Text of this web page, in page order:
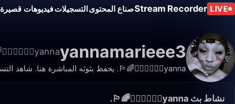
LIVE
Stream Recorderصناع المحتوىالتسجيلاتفيديوهات قصيرة
yannamarieee3
yanna👩🏽‍❤️‍💋‍👩🏾🏳️‍🌈.
yanna👩🏽‍❤️‍💋‍👩🏾🏳️‍🌈. يحفظ بثوثه المباشرة هنا. شاهد التسجيلات والمقاطع في أي وقت.
نشاط بث yanna👩🏽‍❤️‍💋‍👩🏾🏳️‍🌈.